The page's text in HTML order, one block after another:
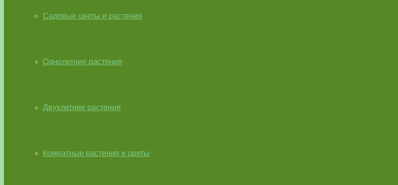
Садовые цветы и растения
Однолетние растения
Двухлетние растения
Комнатные растения и цветы